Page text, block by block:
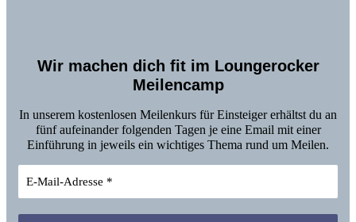
Wir machen dich fit im Loungerocker
Meilencamp
In unserem kostenlosen Meilenkurs für Einsteiger erhältst du an
fünf aufeinander folgenden Tagen je eine Email mit einer
Einführung in jeweils ein wichtiges Thema rund um Meilen.